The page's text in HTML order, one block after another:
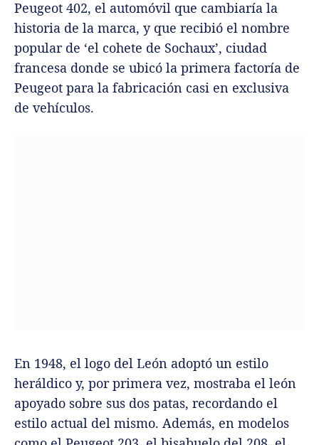
Peugeot 402, el automóvil que cambiaría la
historia de la marca, y que recibió el nombre
popular de ‘el cohete de Sochaux’, ciudad
francesa donde se ubicó la primera factoría de
Peugeot para la fabricación casi en exclusiva
de vehículos.
En 1948, el logo del León adoptó un estilo
heráldico y, por primera vez, mostraba el león
apoyado sobre sus dos patas, recordando el
estilo actual del mismo. Además, en modelos